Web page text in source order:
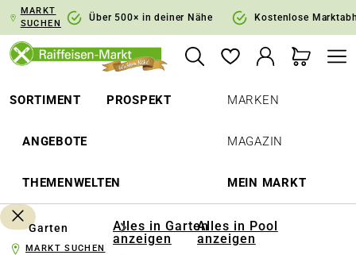
Zur Hauptnavigation springen
MARKT
SUCHEN
Über 500× in deiner Nähe Kostenlose
SORTIMENT PROSPEKT
ANGEBOTE
THEMENWELTEN
MARKEN
MAGAZIN
MEIN MARKT
Garten
Alles in Garten
anzeigen
Alles in Pool
anzeigen
MARKT SUCHEN